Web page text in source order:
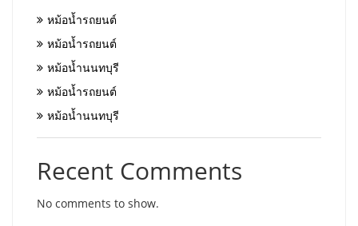
หม้อน้ำรถยนต์
หม้อน้ำรถยนต์
หม้อน้ำนนทบุรี
หม้อน้ำรถยนต์
หม้อน้ำนนทบุรี
Recent Comments
No comments to show.